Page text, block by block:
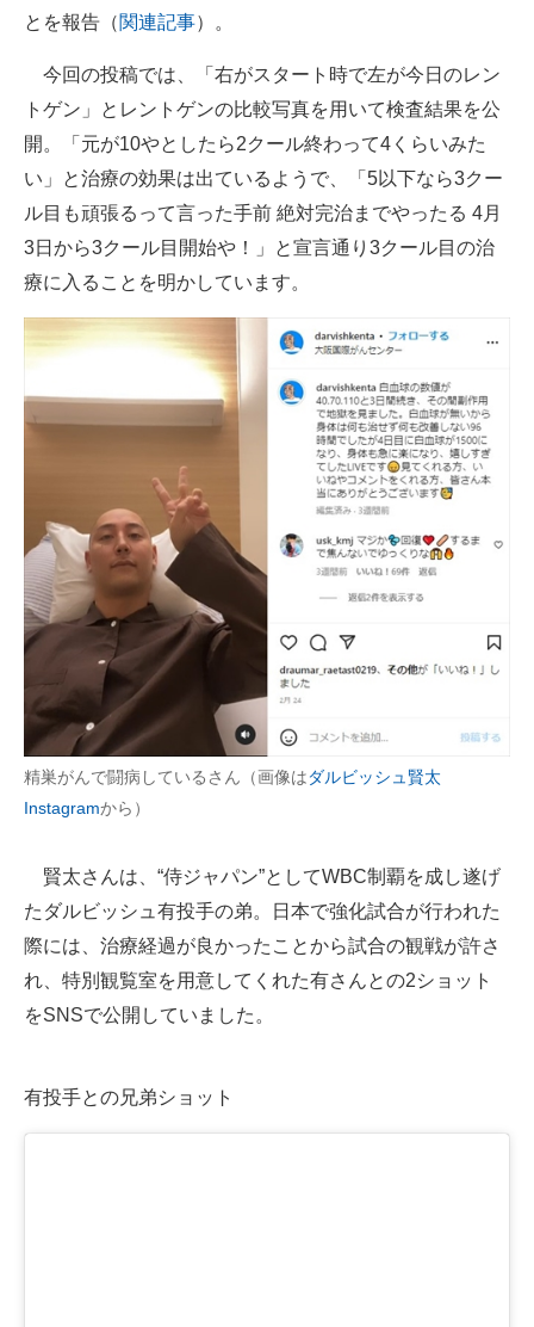
とを報告（関連記事）。
今回の投稿では、「右がスタート時で左が今日のレン
トゲン」とレントゲンの比較写真を用いて検査結果を公
開。「元が10やとしたら2クール終わって4くらいみた
い」と治療の効果は出ているようで、「5以下なら3クー
ル目も頑張るって言った手前 絶対完治までやったる 4月
3日から3クール目開始や！」と宣言通り3クール目の治
療に入ることを明かしています。
精巣がんで闘病しているさん（画像はダルビッシュ賢太
Instagramから）
賢太さんは、“侍ジャパン”としてWBC制覇を成し遂げ
たダルビッシュ有投手の弟。日本で強化試合が行われた
際には、治療経過が良かったことから試合の観戦が許さ
れ、特別観覧室を用意してくれた有さんとの2ショット
をSNSで公開していました。
有投手との兄弟ショット